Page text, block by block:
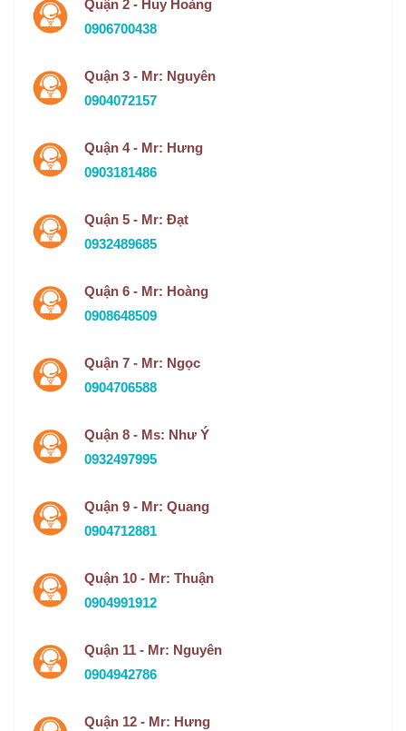
Quận 2 - Huy Hoàng
0906700438
Quận 3 - Mr: Nguyên
0904072157
Quận 4 - Mr: Hưng
0903181486
Quận 5 - Mr: Đạt
0932489685
Quận 6 - Mr: Hoàng
0908648509
Quận 7 - Mr: Ngọc
0904706588
Quận 8 - Ms: Như Ý
0932497995
Quận 9 - Mr: Quang
0904712881
Quận 10 - Mr: Thuận
0904991912
Quận 11 - Mr: Nguyên
0904942786
Quận 12 - Mr: Hưng